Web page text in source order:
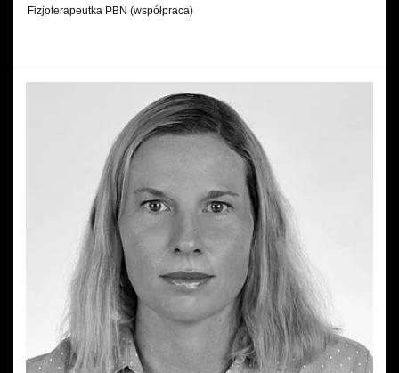
Fizjoterapeutka PBN (współpraca)